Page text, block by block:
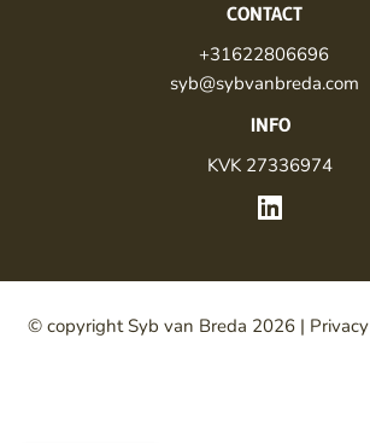
CONTACT
+31622806696
syb@sybvanbreda.com
INFO
KVK 27336974
© copyright Syb van Breda 2026 | Privacy